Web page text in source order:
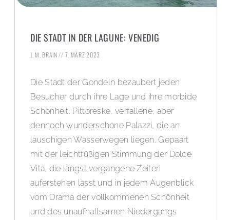
DIE STADT IN DER LAGUNE: VENEDIG
J. M. BRAIN 7. MÄRZ 2023
Die Stadt der Gondeln bezaubert jeden
Besucher durch ihre Lage und ihre morbide
Schönheit. Pittoreske, verfallene, aber
dennoch wunderschöne Palazzi, die an
lauschigen Wasserwegen liegen. Gepaart
mit der leichtfüßigen Stimmung der Dolce
Vita, die längst vergangene Zeiten
auferstehen lässt und in jedem Augenblick
vom Drama der vollkommenen Schönheit
und des unaufhaltsamen Niedergangs